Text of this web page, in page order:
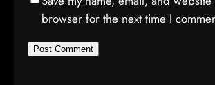
browser for the next time I